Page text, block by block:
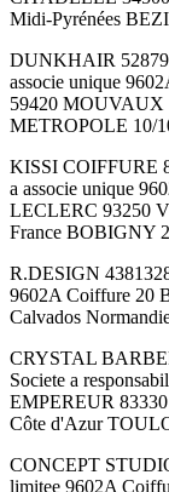
Midi-Pyrénées
DUNKHAIR
associe unique
59420 MOUVAUX
METROPOLE 10/
KISSI COIFFURE
a associe unique
LECLERC 93250
France BOBIGNY
R.DESIGN
9602A Coiffure 20
Calvados
CRYSTAL
Societe a
EMPEREUR
Côte d'Azur
CONCEPT
limitee 9602A